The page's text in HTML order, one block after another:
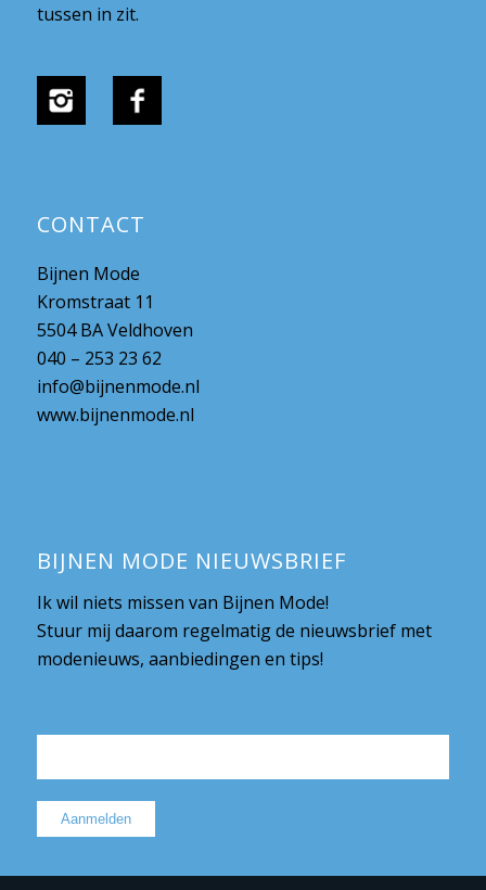
tussen in zit.
CONTACT
Bijnen Mode
Kromstraat 11
5504 BA Veldhoven
040 – 253 23 62
info@bijnenmode.nl
www.bijnenmode.nl
BIJNEN MODE NIEUWSBRIEF
Ik wil niets missen van Bijnen Mode!
Stuur mij daarom regelmatig de nieuwsbrief met
modenieuws, aanbiedingen en tips!